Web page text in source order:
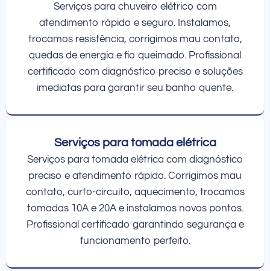
Serviços para chuveiro elétrico com
atendimento rápido e seguro. Instalamos,
trocamos resistência, corrigimos mau contato,
quedas de energia e fio queimado. Profissional
certificado com diagnóstico preciso e soluções
imediatas para garantir seu banho quente.
Serviços para tomada elétrica
Serviços para tomada elétrica com diagnóstico
preciso e atendimento rápido. Corrigimos mau
contato, curto-circuito, aquecimento, trocamos
tomadas 10A e 20A e instalamos novos pontos.
Profissional certificado garantindo segurança e
funcionamento perfeito.